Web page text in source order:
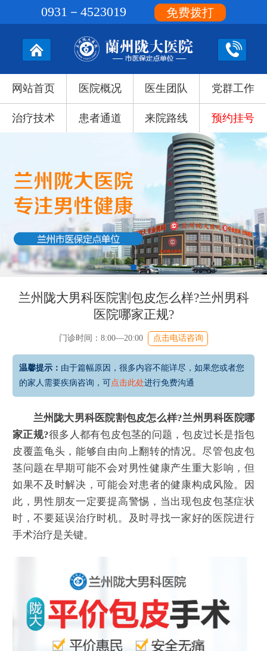
网站首页 医院概况 医生团队 党群工作
治疗技术 患者通道 来院路线 预约挂号
兰州陇大男科医院割包皮怎么样?兰州男科
医院哪家正规?
门诊时间：8:00—20:00 点击电话咨询
温馨提示： 由于篇幅原因，很多内容不能详尽，如果您或者您
的家人需要疾病咨询，可点击此处进行免费沟通
兰州陇大男科医院割包皮怎么样?兰州男科医院哪
家正规?很多人都有包皮包茎的问题，包皮过长是指包
皮覆盖龟头，能够自由向上翻转的情况。尽管包皮包
茎问题在早期可能不会对男性健康产生重大影响，但
如果不及时解决，可能会对患者的健康构成风险。因
此，男性朋友一定要提高警惕，当出现包皮包茎症状
时，不要延误治疗时机。及时寻找一家好的医院进行
手术治疗是关键。
0931－4523019 免费拨打